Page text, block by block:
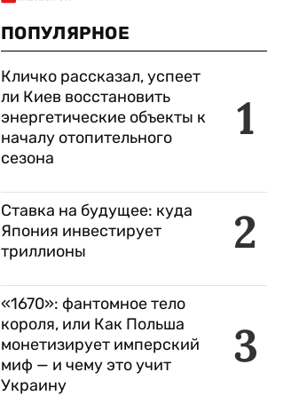
ПОПУЛЯРНОЕ
1
Кличко рассказал, успеет
ли Киев восстановить
энергетические объекты к
началу отопительного
сезона
2
Ставка на будущее: куда
Япония инвестирует
триллионы
3
«1670»: фантомное тело
короля, или Как Польша
монетизирует имперский
миф — и чему это учит
Украину